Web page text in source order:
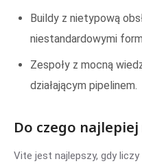
Buildy z nietypową
niestandardowymi
Zespoły z mocną
działającym pipelinem.
Do czego
Vite jest najlepszy, gdy